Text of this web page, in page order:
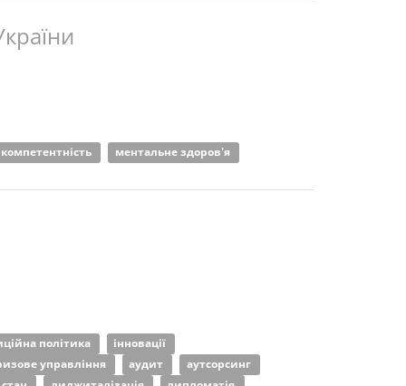
компетентність
ментальне здоров'я
політика
інновації
управління аудит
аутсорсинг